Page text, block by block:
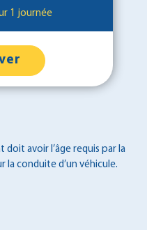
1 journée
avoir l’âge requis par la
conduite d’un véhicule.